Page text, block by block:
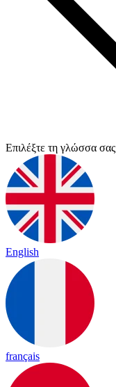
Επιλέξτε τη γλώσσα σας
English
français